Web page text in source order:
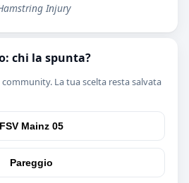
Injury
chi la spunta?
La tua scelta resta salvata
FSV Mainz 05
Pareggio